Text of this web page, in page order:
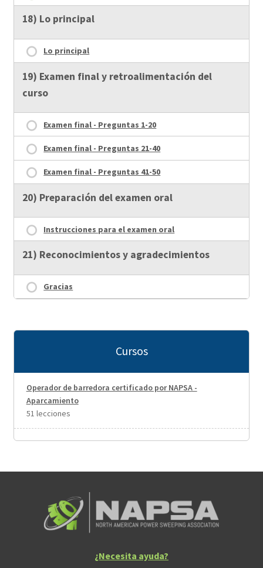
18) Lo principal
Lo principal
19) Examen final y retroalimentación del
curso
Examen final - Preguntas 1-20
Examen final - Preguntas 21-40
Examen final - Preguntas 41-50
20) Preparación del examen oral
Instrucciones para el examen oral
21) Reconocimientos y agradecimientos
Gracias
Cursos
Operador de barredora certificado por NAPSA -
Aparcamiento
51 lecciones
¿Necesita ayuda?